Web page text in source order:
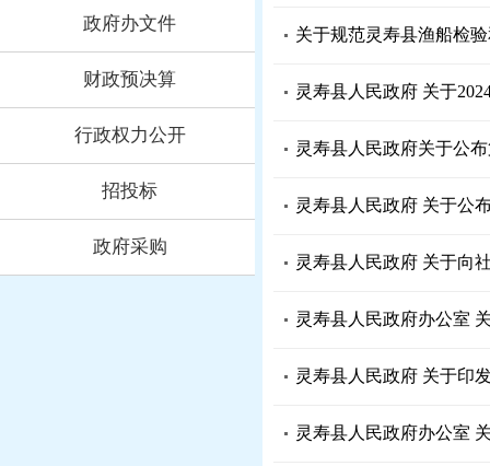
政府办文件
财政预决算
行政权力公开
招投标
政府采购
关于规范灵寿县渔船检
灵寿县人民政府 关于
灵寿县人民政府关于公
灵寿县人民政府 关于公
灵寿县人民政府 关于向
灵寿县人民政府办公室
灵寿县人民政府 关于印
灵寿县人民政府办公室